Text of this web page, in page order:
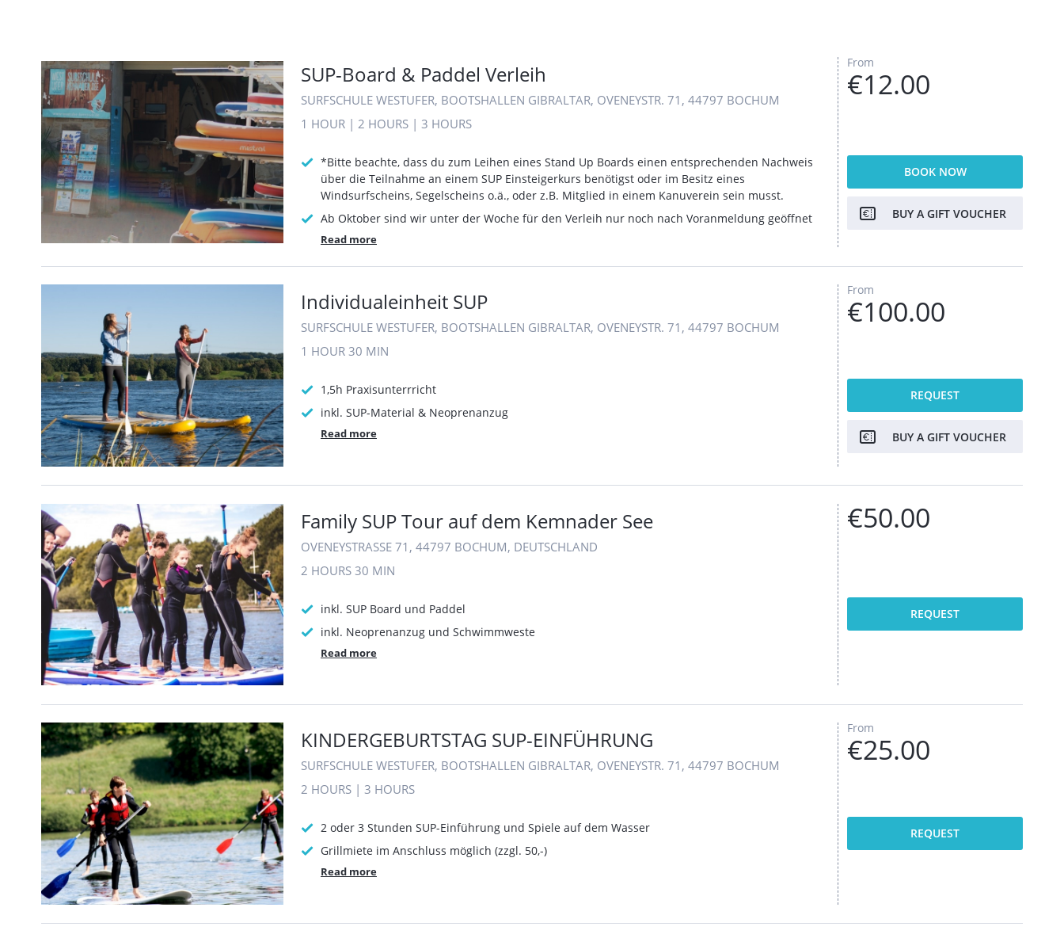
SUP-Board & Paddel Verleih
SURFSCHULE WESTUFER, BOOTSHALLEN GIBRALTAR, OVENEYSTR. 71, 44797 BOCHUM
1 HOUR | 2 HOURS | 3 HOURS
*Bitte beachte, dass du zum Leihen eines Stand Up Boards einen entsprechenden Nachweis
über die Teilnahme an einem SUP Einsteigerkurs benötigst oder im Besitz eines
Windsurfscheins, Segelscheins o.ä., oder z.B. Mitglied in einem Kanuverein sein musst.
Ab Oktober sind wir unter der Woche für den Verleih nur noch nach Voranmeldung geöffnet
Read more
From
€12.00
BOOK NOW
BUY A GIFT VOUCHER
Individualeinheit SUP
SURFSCHULE WESTUFER, BOOTSHALLEN GIBRALTAR, OVENEYSTR. 71, 44797 BOCHUM
1 HOUR 30 MIN
1,5h Praxisunterrricht
inkl. SUP-Material & Neoprenanzug
Read more
From
€100.00
REQUEST
BUY A GIFT VOUCHER
Family SUP Tour auf dem Kemnader See
OVENEYSTRASSE 71, 44797 BOCHUM, DEUTSCHLAND
2 HOURS 30 MIN
inkl. SUP Board und Paddel
inkl. Neoprenanzug und Schwimmweste
Read more
€50.00
REQUEST
KINDERGEBURTSTAG SUP-EINFÜHRUNG
SURFSCHULE WESTUFER, BOOTSHALLEN GIBRALTAR, OVENEYSTR. 71, 44797 BOCHUM
2 HOURS | 3 HOURS
2 oder 3 Stunden SUP-Einführung und Spiele auf dem Wasser
Grillmiete im Anschluss möglich (zzgl. 50,-)
Read more
From
€25.00
REQUEST